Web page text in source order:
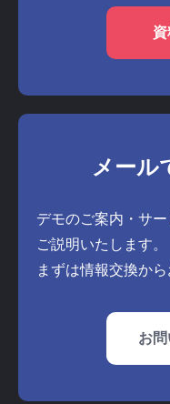
メール
デモのご案内・サ
ご説明いたします。
まずは情報交換か
お